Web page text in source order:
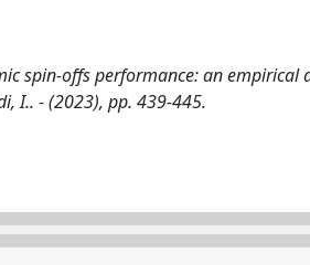
spin-offs performance: an empirical
I.. - (2023), pp. 439-445.